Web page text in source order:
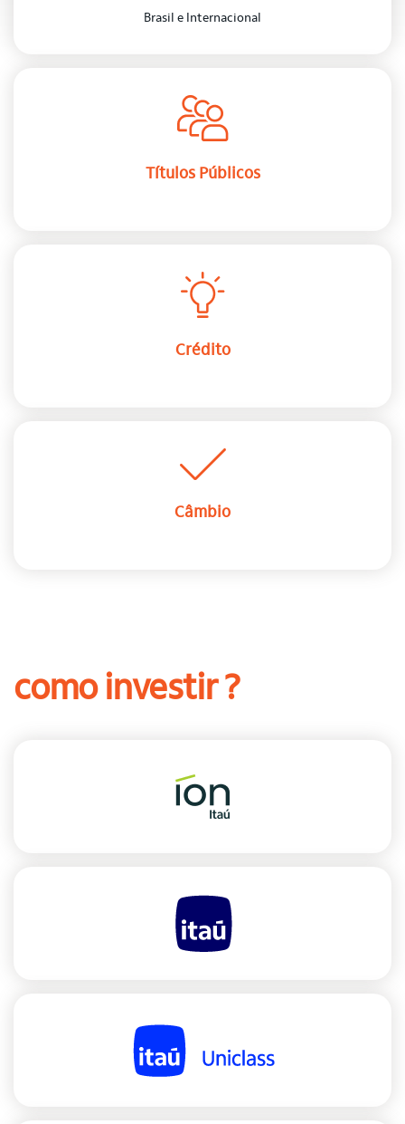
Brasil e Internacional
Títulos Públicos
Crédito
Câmbio
como investir ?